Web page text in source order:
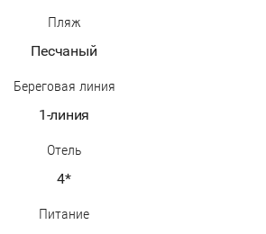
Пляж
Песчаный
Береговая линия
1-линия
Отель
4*
Питание